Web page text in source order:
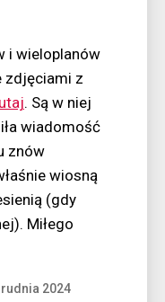
i wieloplanów
zdjęciami z
. Są w niej
wiadomość
znów
wiosną
(gdy
Miłego
2024